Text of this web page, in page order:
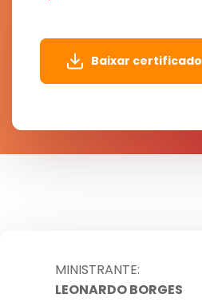
Baixar certificado
MINISTRANTE:
LEONARDO BORGES